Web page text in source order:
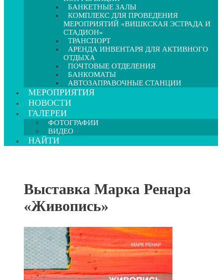
БАНКЕТНЫЕ ЗАЛЫ
КОМПЛЕКС ДЛЯ ПРОВЕДЕНИЯ
МЕРОПРИЯТИЙ «ВИШКСКАЯ ЭСТРАДА И
СТАДИОН»
ТРАНСПОРТ
АРЕНДА ИНВЕНТАРЯ ДЛЯ АКТИВНОГО
ОТДЫХА
ПОЧТОВЫЕ ОТДЕЛЕНИЯ
БАНКОМАТЫ
АВТОЗАПРАВОЧНЫЕ СТАНЦИИ
МЕРОПРИЯТИЯ
НОВОСТИ
ГАЛЕРЕИ
ФОТОГРАФИИ
ВИДЕО
НАЙТИ
Выставка Марка Ренара
«Живопись»